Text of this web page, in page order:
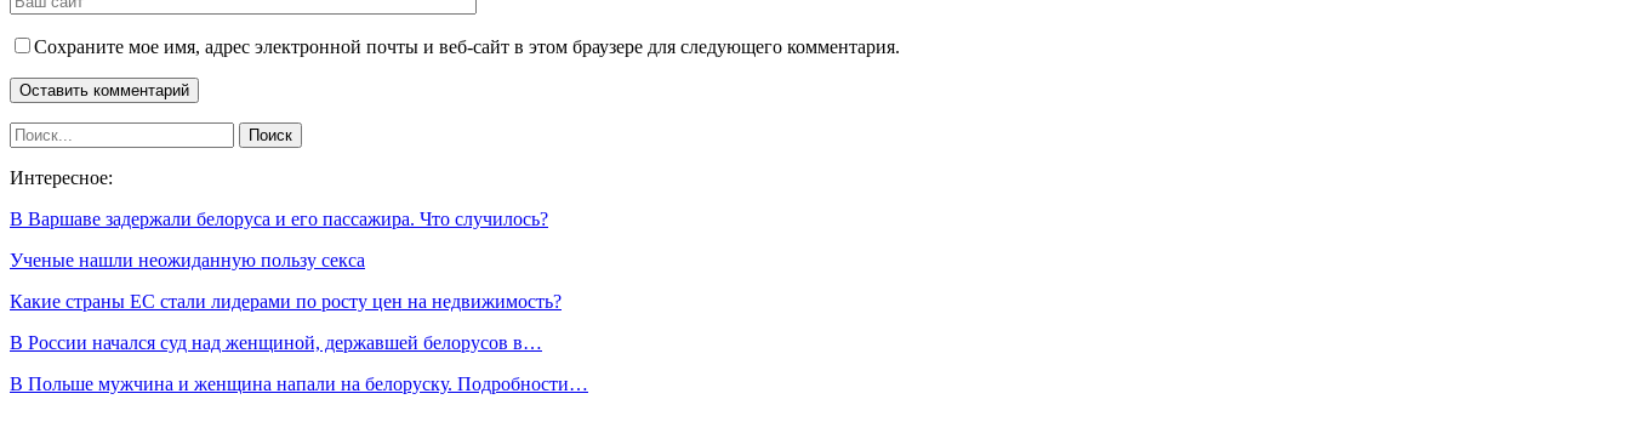
Сохраните мое имя, адрес электронной почты и веб-сайт в этом браузере для следующего комментария.
Интересное:
В Варшаве задержали белоруса и его пассажира. Что случилось?
Ученые нашли неожиданную пользу секса
Какие страны ЕС стали лидерами по росту цен на недвижимость?
В России начался суд над женщиной, державшей белорусов в…
В Польше мужчина и женщина напали на белоруску. Подробности…